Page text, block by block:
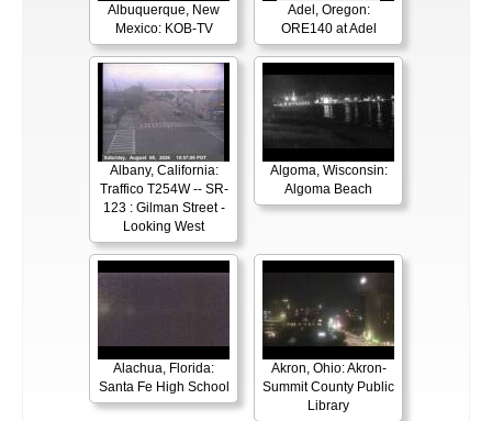
Albuquerque, New
Mexico: KOB-TV
Adel, Oregon:
ORE140 at Adel
Albany, California:
Traffico T254W -- SR-
123 : Gilman Street -
Looking West
Algoma, Wisconsin:
Algoma Beach
Alachua, Florida:
Santa Fe High School
Akron, Ohio: Akron-
Summit County Public
Library